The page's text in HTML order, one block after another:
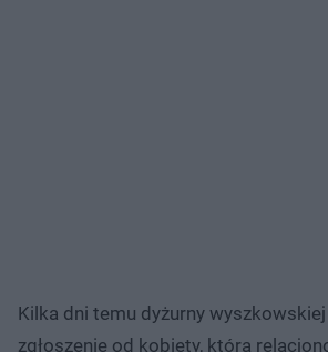
Kilka dni temu dyżurny
zgłoszenie od kobiety, która